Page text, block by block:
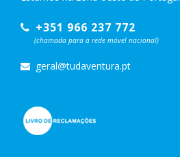
+351 966 237 772
(chamada para a rede móvel nacional)
geral@tudaventura.pt